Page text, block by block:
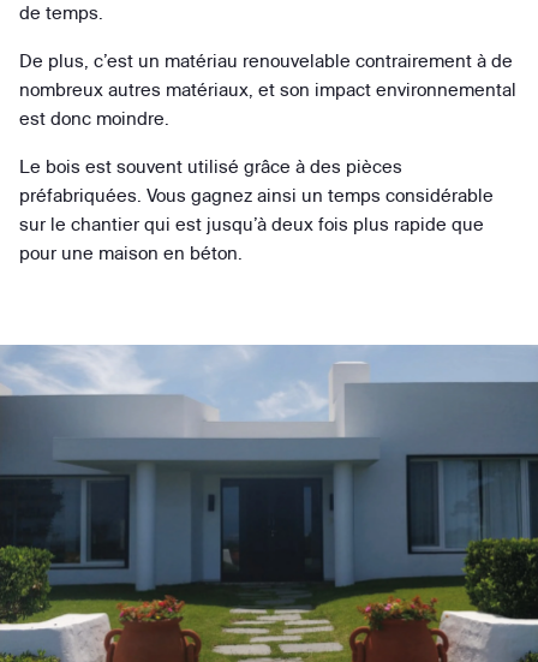
de temps.
De plus, c’est un matériau renouvelable contrairement à de
nombreux autres matériaux, et son impact environnemental
est donc moindre.
Le bois est souvent utilisé grâce à des pièces
préfabriquées. Vous gagnez ainsi un temps considérable
sur le chantier qui est jusqu’à deux fois plus rapide que
pour une maison en béton.